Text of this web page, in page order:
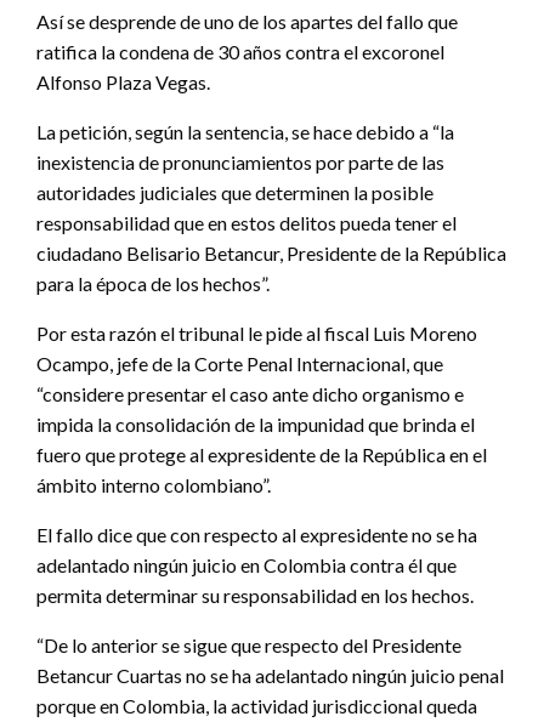
Así se desprende de uno de los apartes del fallo que
ratifica la condena de 30 años contra el excoronel
Alfonso Plaza Vegas.
La petición, según la sentencia, se hace debido a “la
inexistencia de pronunciamientos por parte de las
autoridades judiciales que determinen la posible
responsabilidad que en estos delitos pueda tener el
ciudadano Belisario Betancur, Presidente de la República
para la época de los hechos”.
Por esta razón el tribunal le pide al fiscal Luis Moreno
Ocampo, jefe de la Corte Penal Internacional, que
“considere presentar el caso ante dicho organismo e
impida la consolidación de la impunidad que brinda el
fuero que protege al expresidente de la República en el
ámbito interno colombiano”.
El fallo dice que con respecto al expresidente no se ha
adelantado ningún juicio en Colombia contra él que
permita determinar su responsabilidad en los hechos.
“De lo anterior se sigue que respecto del Presidente
Betancur Cuartas no se ha adelantado ningún juicio penal
porque en Colombia, la actividad jurisdiccional queda